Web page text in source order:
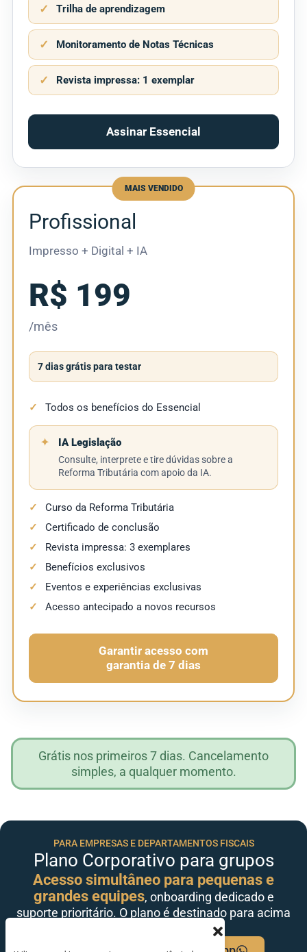
Trilha de aprendizagem
Monitoramento de Notas Técnicas
Revista impressa: 1 exemplar
Assinar Essencial
MAIS VENDIDO
Profissional
Impresso + Digital + IA
R$ 199
/mês
7 dias grátis para testar
Todos os benefícios do Essencial
IA Legislação
Consulte, interprete e tire dúvidas sobre a
Reforma Tributária com apoio da IA.
Curso da Reforma Tributária
Certificado de conclusão
Revista impressa: 3 exemplares
Benefícios exclusivos
Eventos e experiências exclusivas
Acesso antecipado a novos recursos
Garantir acesso com
garantia de 7 dias
Grátis nos primeiros 7 dias. Cancelamento
simples, a qualquer momento.
PARA EMPRESAS E DEPARTAMENTOS FISCAIS
Plano Corporativo para grupos
Acesso simultâneo para pequenas e
grandes equipes, onboarding dedicado e
suporte prioritário. O plano é destinado para acima